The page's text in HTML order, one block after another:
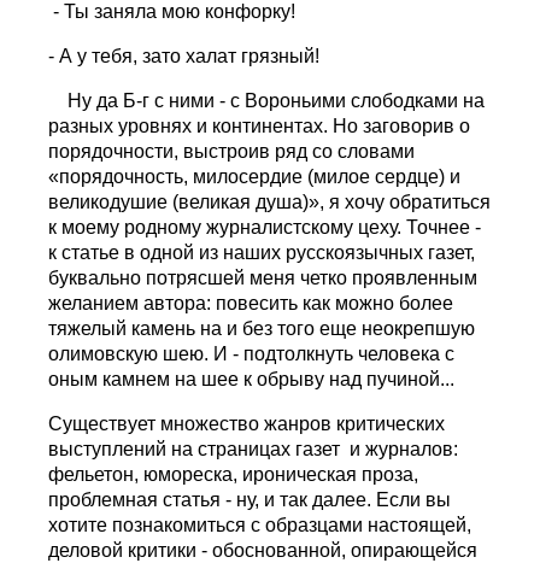
- Ты заняла мою конфорку!
- А у тебя, зато халат грязный!
Ну да Б-г с ними - с Вороньими слободками на
разных уровнях и континентах. Но заговорив о
порядочности, выстроив ряд со словами
«порядочность, милосердие (милое сердце) и
великодушие (великая душа)», я хочу обратиться
к моему родному журналистскому цеху. Точнее -
к статье в одной из наших русскоязычных газет,
буквально потрясшей меня четко проявленным
желанием автора: повесить как можно более
тяжелый камень на и без того еще неокрепшую
олимовскую шею. И - подтолкнуть человека с
оным камнем на шее к обрыву над пучиной...
Существует множество жанров критических
выступлений на страницах газет и журналов:
фельетон, юмореска, ироническая проза,
проблемная статья - ну, и так далее. Если вы
хотите познакомиться с образцами настоящей,
деловой критики - обоснованной, опирающейся